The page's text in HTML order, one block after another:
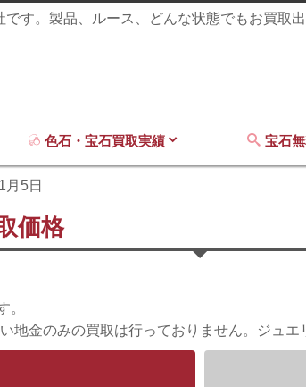
す。製品、ルース、どんな状態でもお買取出
色石・宝石買取実績 宝石
月5日
価格
。
金のみの買取は行っておりません。ジュエ